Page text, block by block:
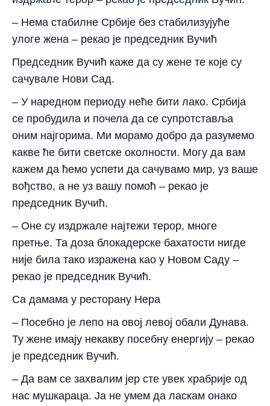
– Нема стабилне Србије без стабилизујуће
улоге жена – рекао је председник Вучић
Председник Вучић каже да су жене те које су
сачувале Нови Сад.
– У наредном периоду неће бити лако. Србија
се пробудила и почела да се супротставља
оним најгорима. Ми морамо добро да разумемо
какве ће бити светске околности. Могу да вам
кажем да ћемо успети да сачувамо мир, уз ваше
вођство, а не уз вашу помоћ – рекао је
председник Вучић.
– Оне су издржале најтежи терор, многе
претње. Та доза блокадерске бахатости нигде
није била тако изражена као у Новом Саду –
рекао је председник Вучић.
Са дамама у ресторану Нера
– Посебно је лепо на овој левој обали Дунава.
Ту жене имају некакву посебну енергију – рекао
је председник Вучић.
– Да вам се захвалим јер сте увек храбрије од
нас мушкараца. Ја не умем да ласкам онако